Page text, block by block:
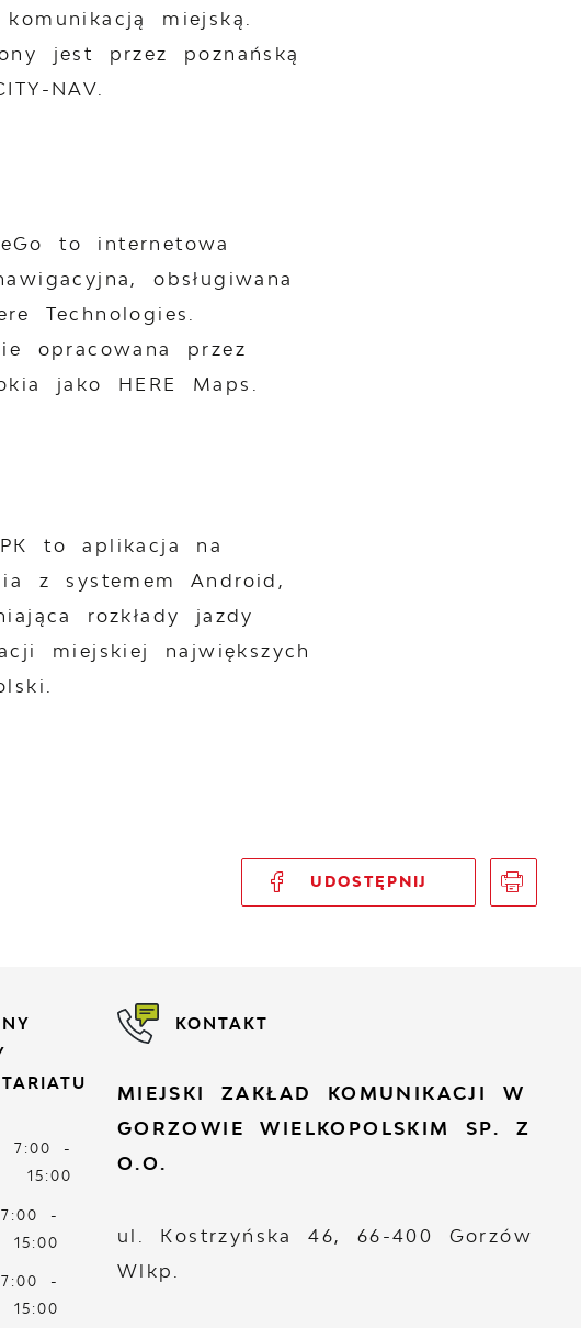
miejską.
jest przez poznańską
NAV.
to internetowa
obsługiwana
Technologies.
opracowana przez
jako HERE Maps.
to aplikacja na
z systemem Android,
rozkłady jazdy
miejskiej największych
UDOSTĘPNIJ
7:00 -
15:00
7:00 -
15:00
7:00 -
15:00
KONTAKT
MIEJSKI ZAKŁAD KOMUNIKACJI W
GORZOWIE WIELKOPOLSKIM SP. Z
O.O.
ul. Kostrzyńska 46, 66-400 Gorzów
Wlkp.